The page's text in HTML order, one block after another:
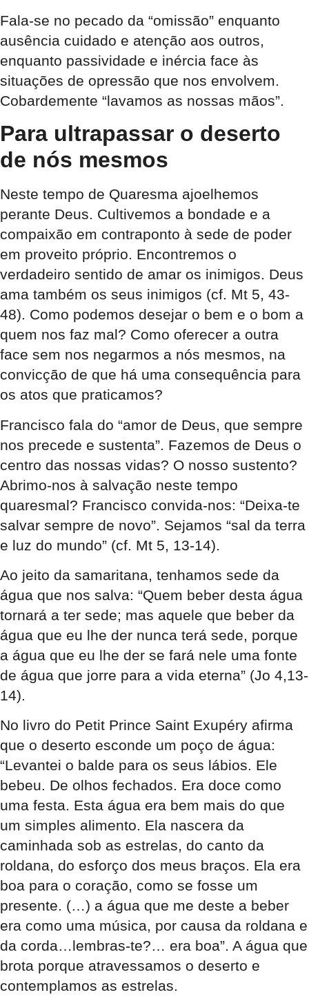
Fala-se no pecado da “omissão” enquanto
ausência cuidado e atenção aos outros,
enquanto passividade e inércia face às
situações de opressão que nos envolvem.
Cobardemente “lavamos as nossas mãos”.
Para ultrapassar o deserto
de nós mesmos
Neste tempo de Quaresma ajoelhemos
perante Deus. Cultivemos a bondade e a
compaixão em contraponto à sede de poder
em proveito próprio. Encontremos o
verdadeiro sentido de amar os inimigos. Deus
ama também os seus inimigos (cf. Mt 5, 43-
48). Como podemos desejar o bem e o bom a
quem nos faz mal? Como oferecer a outra
face sem nos negarmos a nós mesmos, na
convicção de que há uma consequência para
os atos que praticamos?
Francisco fala do “amor de Deus, que sempre
nos precede e sustenta”. Fazemos de Deus o
centro das nossas vidas? O nosso sustento?
Abrimo-nos à salvação neste tempo
quaresmal? Francisco convida-nos: “Deixa-te
salvar sempre de novo”. Sejamos “sal da terra
e luz do mundo” (cf. Mt 5, 13-14).
Ao jeito da samaritana, tenhamos sede da
água que nos salva: “Quem beber desta água
tornará a ter sede; mas aquele que beber da
água que eu lhe der nunca terá sede, porque
a água que eu lhe der se fará nele uma fonte
de água que jorre para a vida eterna” (Jo 4,13-
14).
No livro do Petit Prince Saint Exupéry afirma
que o deserto esconde um poço de água:
“Levantei o balde para os seus lábios. Ele
bebeu. De olhos fechados. Era doce como
uma festa. Esta água era bem mais do que
um simples alimento. Ela nascera da
caminhada sob as estrelas, do canto da
roldana, do esforço dos meus braços. Ela era
boa para o coração, como se fosse um
presente. (…) a água que me deste a beber
era como uma música, por causa da roldana e
da corda…lembras-te?… era boa”. A água que
brota porque atravessamos o deserto e
contemplamos as estrelas.